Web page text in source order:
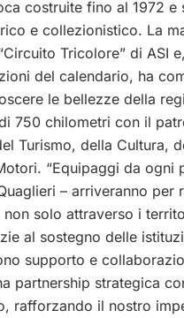
costruite fino al 1972 e
e collezionistico. La
Tricolore” di ASI
del calendario, ha
le bellezze della
750 chilometri con il
Turismo, della Cultura,
“Equipaggi da ogni
– arriveranno per
non solo attraverso i
al sostegno delle
supporto e
partnership strategica
rafforzando il nostro